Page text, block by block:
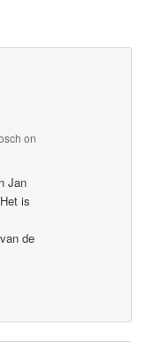
on
Jan
is
de